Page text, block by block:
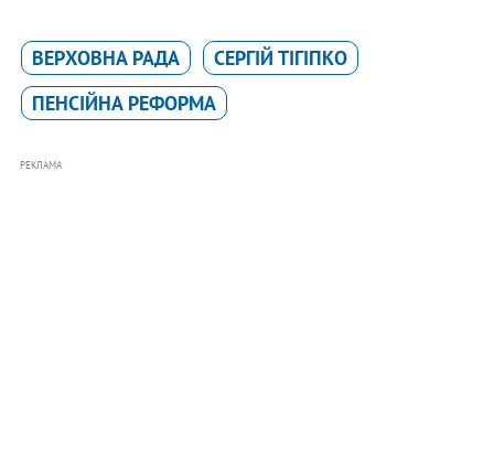
ВЕРХОВНА РАДА
СЕРГІЙ ТІГІПКО
ПЕНСІЙНА РЕФОРМА
РЕКЛАМА